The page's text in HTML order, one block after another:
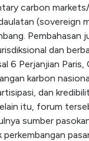
carbon
(sovereign
Pembahasan
dan
6 Perjanjian Paris,
karbon
dan
itu, forum
sumber
perkembangan